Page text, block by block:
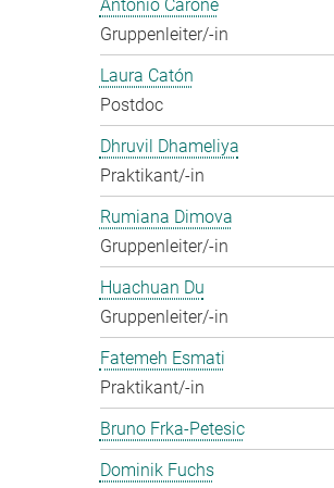
Antonio Carone
Gruppenleiter/-in
Laura Catón
Postdoc
Dhruvil Dhameliya
Praktikant/-in
Rumiana Dimova
Gruppenleiter/-in
Huachuan Du
Gruppenleiter/-in
Fatemeh Esmati
Praktikant/-in
Bruno Frka-Petesic
Dominik Fuchs